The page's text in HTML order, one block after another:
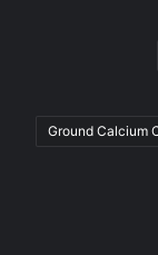
Ground Calcium